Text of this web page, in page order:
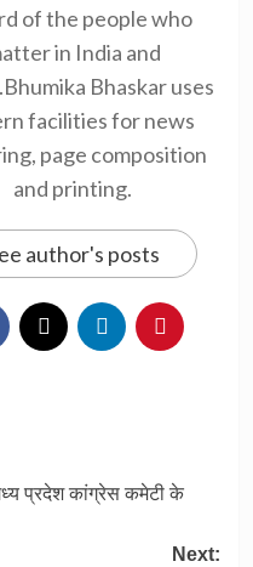
of the people who
in India and
Bhaskar uses
facilities for news
page composition
and printing.
author's posts
प्रदेश कांग्रेस कमेटी के
Next: